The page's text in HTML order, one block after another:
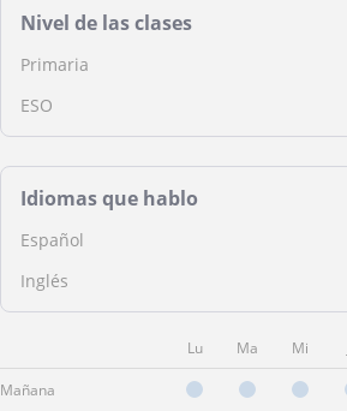
Nivel de las clases
Primaria
ESO
Idiomas que hablo
Español
Inglés
Lu Ma Mi
Mañana